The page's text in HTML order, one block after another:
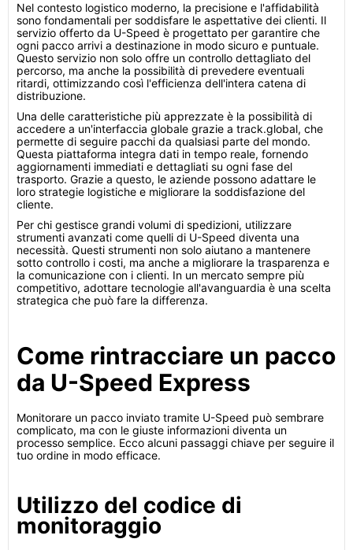
Nel contesto logistico moderno, la precisione e l'affidabilità
sono fondamentali per soddisfare le aspettative dei clienti. Il
servizio offerto da U-Speed è progettato per garantire che
ogni pacco arrivi a destinazione in modo sicuro e puntuale.
Questo servizio non solo offre un controllo dettagliato del
percorso, ma anche la possibilità di prevedere eventuali
ritardi, ottimizzando così l'efficienza dell'intera catena di
distribuzione.
Una delle caratteristiche più apprezzate è la possibilità di
accedere a un'interfaccia globale grazie a track.global, che
permette di seguire pacchi da qualsiasi parte del mondo.
Questa piattaforma integra dati in tempo reale, fornendo
aggiornamenti immediati e dettagliati su ogni fase del
trasporto. Grazie a questo, le aziende possono adattare le
loro strategie logistiche e migliorare la soddisfazione del
cliente.
Per chi gestisce grandi volumi di spedizioni, utilizzare
strumenti avanzati come quelli di U-Speed diventa una
necessità. Questi strumenti non solo aiutano a mantenere
sotto controllo i costi, ma anche a migliorare la trasparenza e
la comunicazione con i clienti. In un mercato sempre più
competitivo, adottare tecnologie all'avanguardia è una scelta
strategica che può fare la differenza.
Come rintracciare un pacco
da U-Speed Express
Monitorare un pacco inviato tramite U-Speed può sembrare
complicato, ma con le giuste informazioni diventa un
processo semplice. Ecco alcuni passaggi chiave per seguire il
tuo ordine in modo efficace.
Utilizzo del codice di
monitoraggio